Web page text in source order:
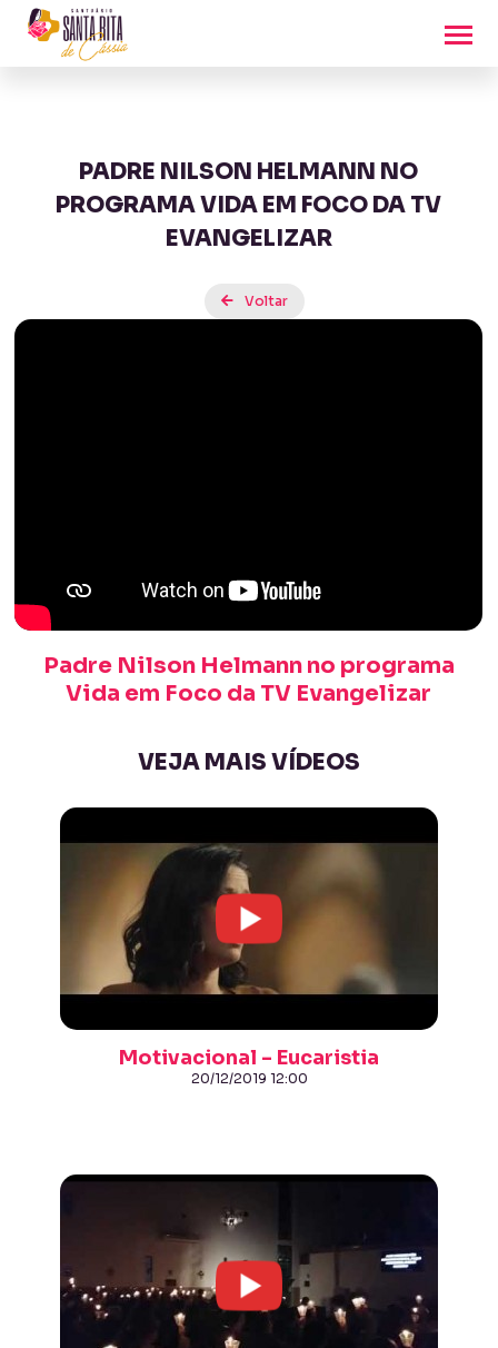
PADRE NILSON HELMANN NO
PROGRAMA VIDA EM FOCO DA TV
EVANGELIZAR
Voltar
Padre Nilson Helmann no programa
Vida em Foco da TV Evangelizar
VEJA MAIS VÍDEOS
Motivacional - Eucaristia
20/12/2019 12:00